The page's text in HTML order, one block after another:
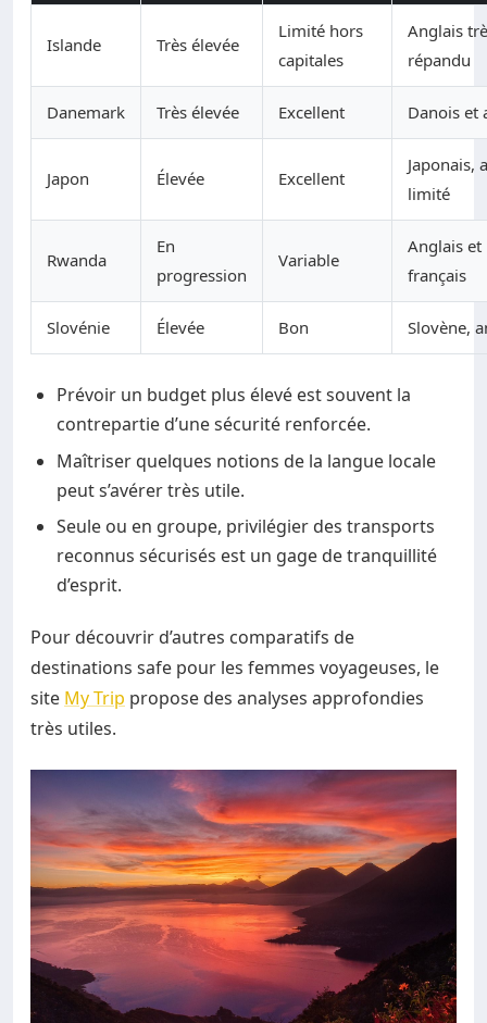
Islande Très élevée
Limité hors
capitales
Anglais
répandu
Danemark Très élevée Excellent Danois et
Japon Élevée Excellent
Japonais,
limité
Rwanda
En
progression
Variable
Anglais et
français
Slovénie Élevée Bon Slovène,
Prévoir un budget plus élevé est souvent la
contrepartie d’une sécurité renforcée.
Maîtriser quelques notions de la langue locale
peut s’avérer très utile.
Seule ou en groupe, privilégier des transports
reconnus sécurisés est un gage de tranquillité
d’esprit.
Pour découvrir d’autres comparatifs de
destinations safe pour les femmes voyageuses, le
site My Trip propose des analyses approfondies
très utiles.